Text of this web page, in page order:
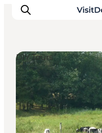
Inspiratie
Bestemmingen
Wat te doen
Accommodaties
DIY Tours